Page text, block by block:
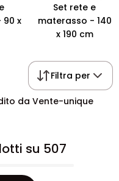
x
Set rete e
materasso - 140
x 190 cm
Filtra per
da Vente-unique
su 507